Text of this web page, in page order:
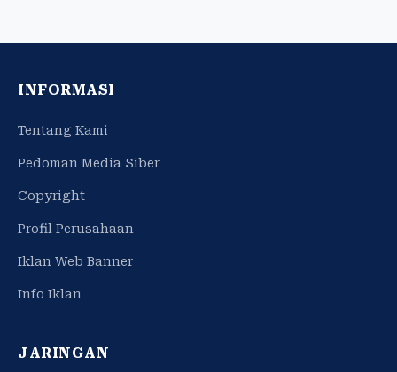
INFORMASI
Tentang Kami
Pedoman Media Siber
Copyright
Profil Perusahaan
Iklan Web Banner
Info Iklan
JARINGAN